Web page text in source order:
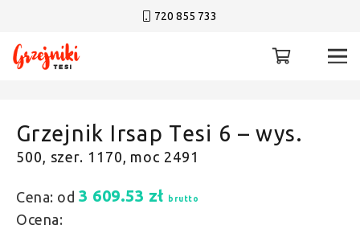
720 855 733
Grzejnik Irsap Tesi 6 – wys.
500, szer. 1170, moc 2491
Cena: od 3 609.53 zł brutto
Ocena: